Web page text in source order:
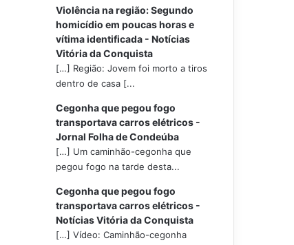
Violência na região: Segundo
homicídio em poucas horas e
vítima identificada - Notícias
Vitória da Conquista
[…] Região: Jovem foi morto a tiros
dentro de casa [...
Cegonha que pegou fogo
transportava carros elétricos -
Jornal Folha de Condeúba
[…] Um caminhão-cegonha que
pegou fogo na tarde desta...
Cegonha que pegou fogo
transportava carros elétricos -
Notícias Vitória da Conquista
[…] Vídeo: Caminhão-cegonha